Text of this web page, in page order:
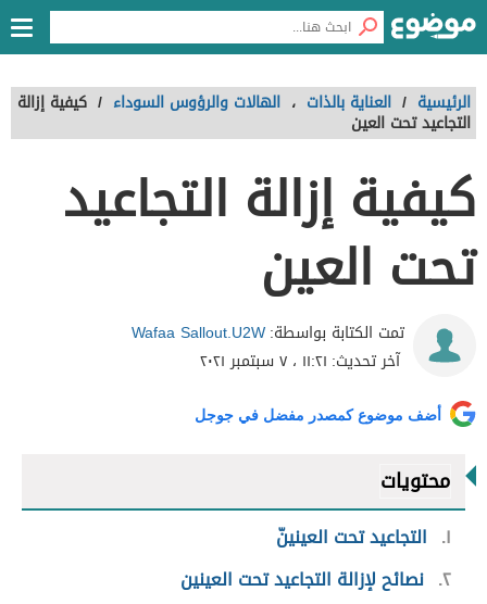
الرئيسية / العناية بالذات ، الهالات والرؤوس السوداء / كيفية إزالة
التجاعيد تحت العين
كيفية إزالة التجاعيد
تحت العين
تمت الكتابة بواسطة:Wafaa Sallout.U2W
آخر تحديث: ١١:٢١ ، ٧ سبتمبر ٢٠٢١
أضف موضوع كمصدر مفضل في جوجل
محتويات
١
التجاعيد تحت العينينّ
٢ نصائح لإزالة التجاعيد تحت العينين